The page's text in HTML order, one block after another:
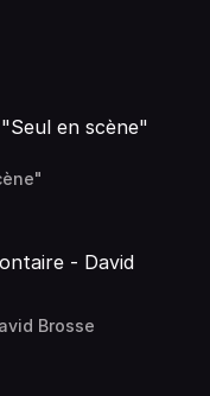
en scène"
- David
Brosse